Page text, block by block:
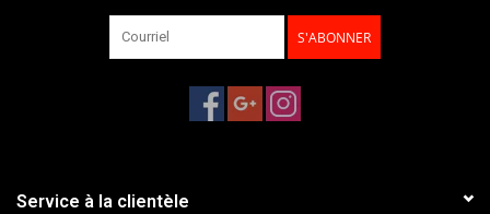
S'ABONNER
Service à la clientèle